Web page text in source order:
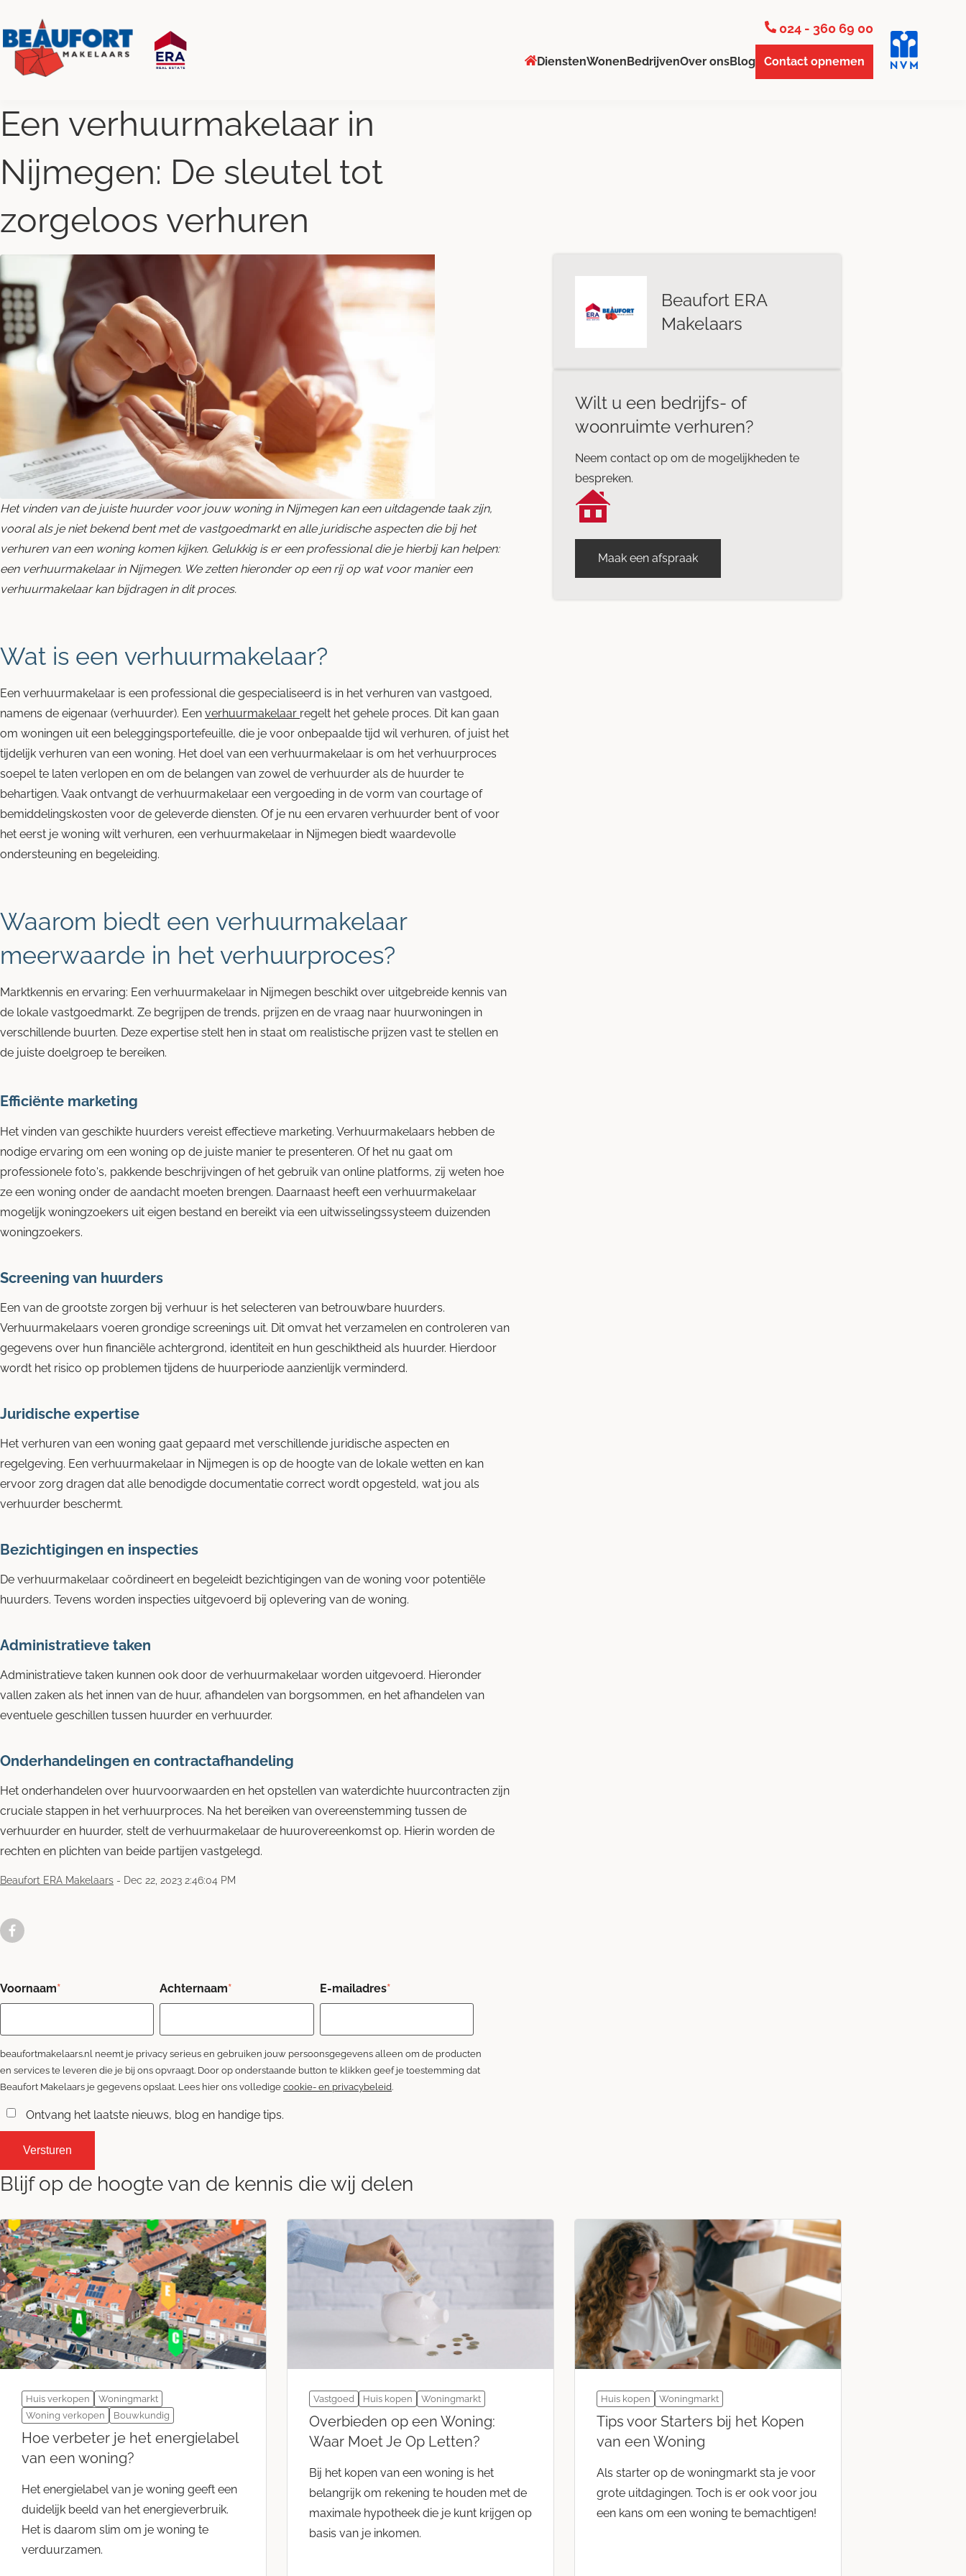
024 - 360 69 00
DienstenWonenBedrijvenOver onsBlog Contact opnemen
Een verhuurmakelaar in
Nijmegen: De sleutel tot
zorgeloos verhuren
Het vinden van de juiste huurder voor jouw woning in Nijmegen kan een uitdagende taak zijn,
vooral als je niet bekend bent met de vastgoedmarkt en alle juridische aspecten die bij het
verhuren van een woning komen kijken. Gelukkig is er een professional die je hierbij kan helpen:
een verhuurmakelaar in Nijmegen. We zetten hieronder op een rij op wat voor manier een
verhuurmakelaar kan bijdragen in dit proces.
Wat is een verhuurmakelaar?
Een verhuurmakelaar is een professional die gespecialiseerd is in het verhuren van vastgoed,
namens de eigenaar (verhuurder). Een verhuurmakelaar regelt het gehele proces. Dit kan gaan
om woningen uit een beleggingsportefeuille, die je voor onbepaalde tijd wil verhuren, of juist het
tijdelijk verhuren van een woning. Het doel van een verhuurmakelaar is om het verhuurproces
soepel te laten verlopen en om de belangen van zowel de verhuurder als de huurder te
behartigen. Vaak ontvangt de verhuurmakelaar een vergoeding in de vorm van courtage of
bemiddelingskosten voor de geleverde diensten. Of je nu een ervaren verhuurder bent of voor
het eerst je woning wilt verhuren, een verhuurmakelaar in Nijmegen biedt waardevolle
ondersteuning en begeleiding.
Waarom biedt een verhuurmakelaar
meerwaarde in het verhuurproces?
Marktkennis en ervaring: Een verhuurmakelaar in Nijmegen beschikt over uitgebreide kennis van
de lokale vastgoedmarkt. Ze begrijpen de trends, prijzen en de vraag naar huurwoningen in
verschillende buurten. Deze expertise stelt hen in staat om realistische prijzen vast te stellen en
de juiste doelgroep te bereiken.
Efficiënte marketing
Het vinden van geschikte huurders vereist effectieve marketing. Verhuurmakelaars hebben de
nodige ervaring om een woning op de juiste manier te presenteren. Of het nu gaat om
professionele foto's, pakkende beschrijvingen of het gebruik van online platforms, zij weten hoe
ze een woning onder de aandacht moeten brengen. Daarnaast heeft een verhuurmakelaar
mogelijk woningzoekers uit eigen bestand en bereikt via een uitwisselingssysteem duizenden
woningzoekers.
Screening van huurders
Een van de grootste zorgen bij verhuur is het selecteren van betrouwbare huurders.
Verhuurmakelaars voeren grondige screenings uit. Dit omvat het verzamelen en controleren van
gegevens over hun financiële achtergrond, identiteit en hun geschiktheid als huurder. Hierdoor
wordt het risico op problemen tijdens de huurperiode aanzienlijk verminderd.
Juridische expertise
Het verhuren van een woning gaat gepaard met verschillende juridische aspecten en
regelgeving. Een verhuurmakelaar in Nijmegen is op de hoogte van de lokale wetten en kan
ervoor zorg dragen dat alle benodigde documentatie correct wordt opgesteld, wat jou als
verhuurder beschermt.
Bezichtigingen en inspecties
De verhuurmakelaar coördineert en begeleidt bezichtigingen van de woning voor potentiële
huurders. Tevens worden inspecties uitgevoerd bij oplevering van de woning.
Administratieve taken
Administratieve taken kunnen ook door de verhuurmakelaar worden uitgevoerd. Hieronder
vallen zaken als het innen van de huur, afhandelen van borgsommen, en het afhandelen van
eventuele geschillen tussen huurder en verhuurder.
Onderhandelingen en contractafhandeling
Het onderhandelen over huurvoorwaarden en het opstellen van waterdichte huurcontracten zijn
cruciale stappen in het verhuurproces. Na het bereiken van overeenstemming tussen de
verhuurder en huurder, stelt de verhuurmakelaar de huurovereenkomst op. Hierin worden de
rechten en plichten van beide partijen vastgelegd.
Beaufort ERA Makelaars - Dec 22, 2023 2:46:04 PM
Voornaam* Achternaam* E-mailadres*
beaufortmakelaars.nl neemt je privacy serieus en gebruiken jouw persoonsgegevens alleen om de producten
en services te leveren die je bij ons opvraagt. Door op onderstaande button te klikken geef je toestemming dat
Beaufort Makelaars je gegevens opslaat. Lees hier ons volledige cookie- en privacybeleid.
Ontvang het laatste nieuws, blog en handige tips.
Beaufort ERA
Makelaars
Wilt u een bedrijfs- of
woonruimte verhuren?
Neem contact op om de mogelijkheden te
bespreken.
Maak een afspraak
Blijf op de hoogte van de kennis die wij delen
Huis verkopen
Woningmarkt
Woning verkopen
Bouwkundig
Hoe verbeter je het energielabel
van een woning?
Het energielabel van je woning geeft een
duidelijk beeld van het energieverbruik.
Het is daarom slim om je woning te
verduurzamen.
Vastgoed Huis kopen Woningmarkt
Overbieden op een Woning:
Waar Moet Je Op Letten?
Bij het kopen van een woning is het
belangrijk om rekening te houden met de
maximale hypotheek die je kunt krijgen op
basis van je inkomen.
Huis kopen Woningmarkt
Tips voor Starters bij het Kopen
van een Woning
Als starter op de woningmarkt sta je voor
grote uitdagingen. Toch is er ook voor jou
een kans om een woning te bemachtigen!